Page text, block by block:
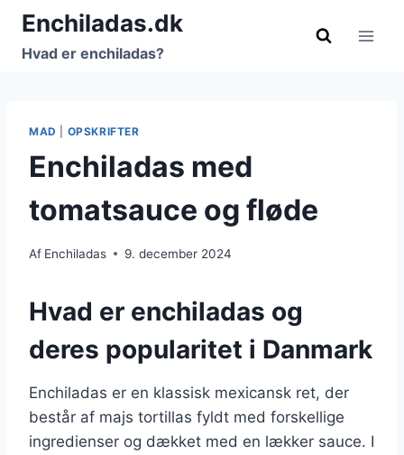
Fortsæt
indhold
Enchiladas.dk
Hvad er enchiladas?
MAD OPSKRIFTER
Enchiladas med
tomatsauce og fløde
Af Enchiladas 9. december 2024
Hvad er enchiladas og
deres popularitet i Danmark
Enchiladas er en klassisk mexicansk ret, der
består af majs tortillas fyldt med forskellige
ingredienser og dækket med en lækker sauce. I